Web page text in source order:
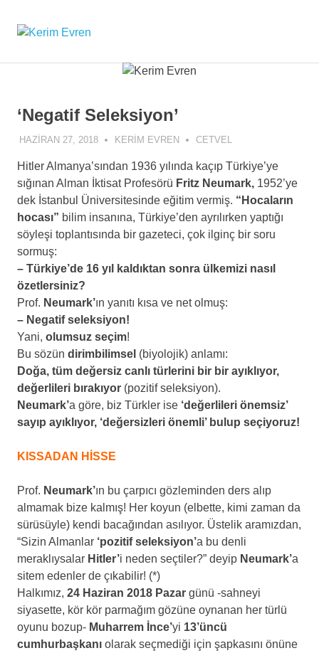
Evren
Evren'in
‘Negatif Seleksiyon’
HAZIRAN 27, 2018 KERIM EVREN CETVEL
Hitler Almanya’sından 1936 yılında kaçıp Türkiye’ye
sığınan Alman İktisat Profesörü Fritz Neumark, 1952’ye
dek İstanbul Üniversitesinde eğitim vermiş. “Hocaların
hocası” bilim insanına, Türkiye’den ayrılırken yaptığı
söyleşi toplantısında bir gazeteci, çok ilginç bir soru
sormuş:
– Türkiye’de 16 yıl kaldıktan sonra ülkemizi nasıl
özetlersiniz?
Prof. Neumark’ın yanıtı kısa ve net olmuş:
– Negatif seleksiyon!
Yani, olumsuz seçim!
Bu sözün dirimbilimsel (biyolojik) anlamı:
Doğa, tüm değersiz canlı türlerini bir bir ayıklıyor,
değerlileri bırakıyor (pozitif seleksiyon).
Neumark’a göre, biz Türkler ise ‘değerlileri önemsiz’
sayıp ayıklıyor, ‘değersizleri önemli’ bulup seçiyoruz!
KISSADAN HİSSE
Prof. Neumark’ın bu çarpıcı gözleminden ders alıp
almamak bize kalmış! Her koyun (elbette, kimi zaman da
sürüsüyle) kendi bacağından asılıyor. Üstelik aramızdan,
“Sizin Almanlar ‘pozitif seleksiyon’a bu denli
meraklıysalar Hitler’i neden seçtiler?” deyip Neumark’a
sitem edenler de çıkabilir! (*)
Halkımız, 24 Haziran 2018 Pazar günü -sahneyi
siyasette, kör kör parmağım gözüne oynanan her türlü
oyunu bozup- Muharrem İnce’yi 13’üncü
cumhurbaşkanı olarak seçmediği için şapkasını önüne